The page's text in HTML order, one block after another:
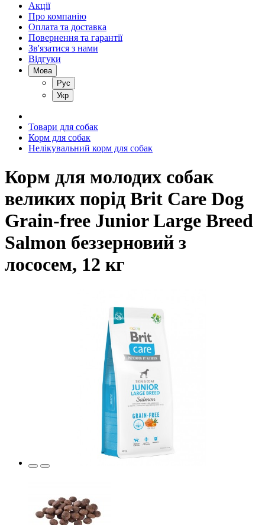
Акції
Про компанію
Оплата та доставка
Повернення та гарантії
Зв'язатися з нами
Відгуки
Мова
Рус
Укр
Товари для собак
Корм для собак
Нелікувальний корм для собак
Корм для молодих собак
великих порід Brit Care Dog
Grain-free Junior Large Breed
Salmon беззерновий з
лососем, 12 кг